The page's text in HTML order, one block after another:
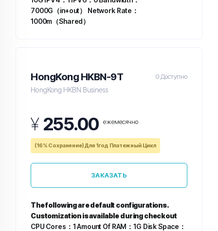
7000G（in+out）
Network Rate：
1000m（Shared）
HongKong HKBN-9T 0 Доступно
HongKong HKBN Business
¥ 255.00 ежемесячно
(16% Сохранение) Для 1год Платежный Цикл
ЗАКАЗАТЬ
The following are default configurations.
Customization is available during checkout
CPU Cores：1Amount Of RAM：1G Disk Space：